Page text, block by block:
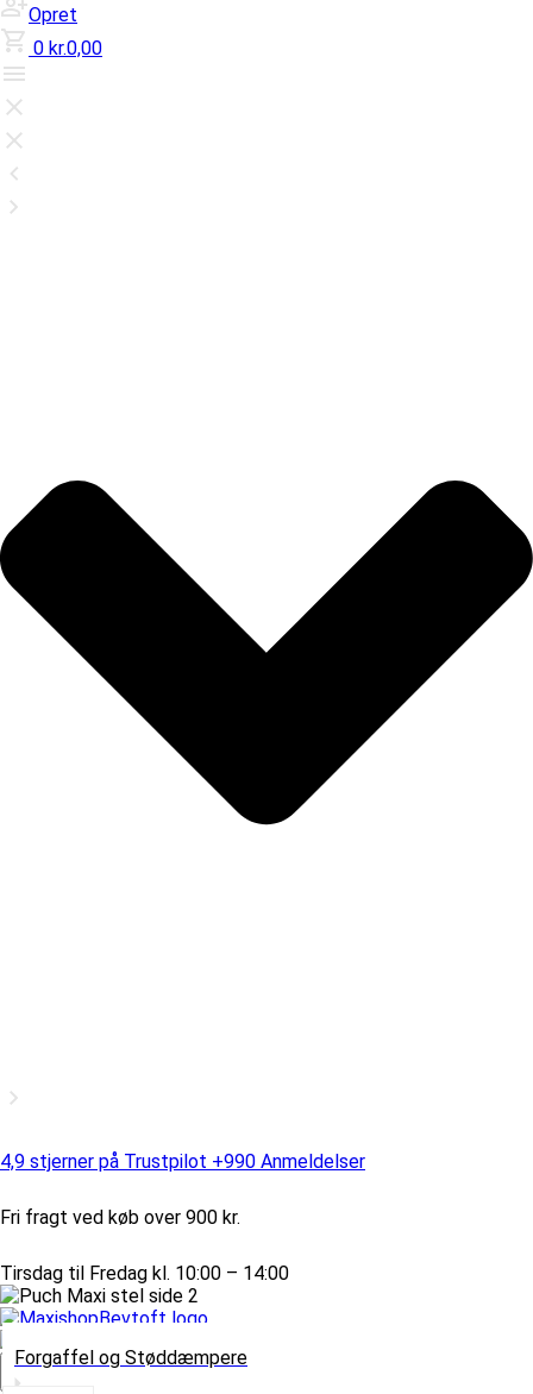
Opret
0 kr.0,00
4,9 stjerner på Trustpilot +990 Anmeldelser
Fri fragt ved køb over 900 kr.
Tirsdag til Fredag kl. 10:00 – 14:00
Vælg Kategori
Forgaffel og Støddæmpere